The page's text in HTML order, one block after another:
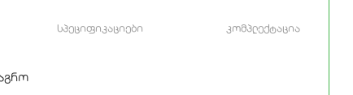
სპეციფიკაციები კომპლექტაცია